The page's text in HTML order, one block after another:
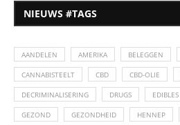
NIEUWS #TAGS
AANDELEN AMERIKA BELEGGEN
CANNABISTEELT CBD CBD-OLIE
DECRIMINALISERING DRUGS EDIBLES
GEZOND GEZONDHEID HENNEP